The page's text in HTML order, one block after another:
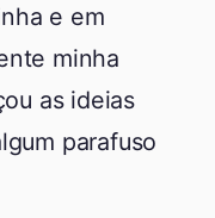
e em
minha
as ideias
parafuso